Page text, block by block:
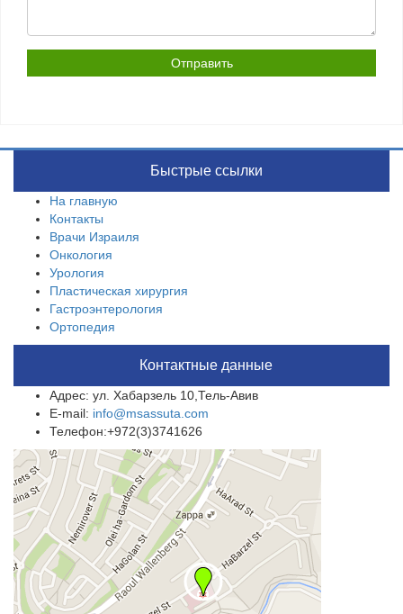
Быстрые ссылки
На главную
Контакты
Врачи Израиля
Онкология
Урология
Пластическая хирургия
Гастроэнтерология
Ортопедия
Контактные данные
Адрес: ул. Хабарзель 10,Тель-Авив
E-mail: info@msassuta.com
Телефон:+972(3)3741626